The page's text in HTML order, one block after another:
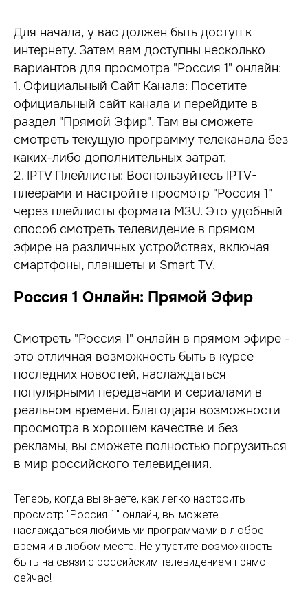
Для начала, у вас должен быть доступ к
интернету. Затем вам доступны несколько
вариантов для просмотра "Россия 1" онлайн:
1. Официальный Сайт Канала: Посетите
официальный сайт канала и перейдите в
раздел "Прямой Эфир". Там вы сможете
смотреть текущую программу телеканала без
каких-либо дополнительных затрат.
2. IPTV Плейлисты: Воспользуйтесь IPTV-
плеерами и настройте просмотр "Россия 1"
через плейлисты формата M3U. Это удобный
способ смотреть телевидение в прямом
эфире на различных устройствах, включая
смартфоны, планшеты и Smart TV.
Россия 1 Онлайн: Прямой Эфир
Смотреть "Россия 1" онлайн в прямом эфире -
это отличная возможность быть в курсе
последних новостей, наслаждаться
популярными передачами и сериалами в
реальном времени. Благодаря возможности
просмотра в хорошем качестве и без
рекламы, вы сможете полностью погрузиться
в мир российского телевидения.
Теперь, когда вы знаете, как легко настроить
просмотр "Россия 1" онлайн, вы можете
наслаждаться любимыми программами в любое
время и в любом месте. Не упустите возможность
быть на связи с российским телевидением прямо
сейчас!